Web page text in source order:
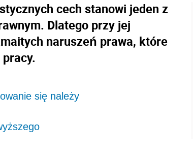
cech stanowi jeden z
Dlatego przy jej
naruszeń prawa, które
się należy